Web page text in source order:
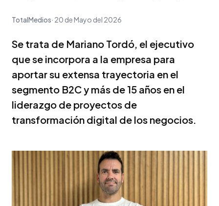
TotalMedios 20 de Mayo del 2026
Se trata de Mariano Tordó, el ejecutivo
que se incorpora a la empresa para
aportar su extensa trayectoria en el
segmento B2C y más de 15 años en el
liderazgo de proyectos de
transformación digital de los negocios.